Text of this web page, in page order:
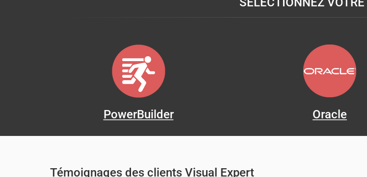
PowerBuilder Oracle
Témoignages des clients Visual Expert